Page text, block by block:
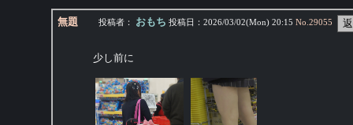
無題 投稿者： おもち 投稿日： 2026/03/02(Mon) 20:15 No. 29055
少し前に